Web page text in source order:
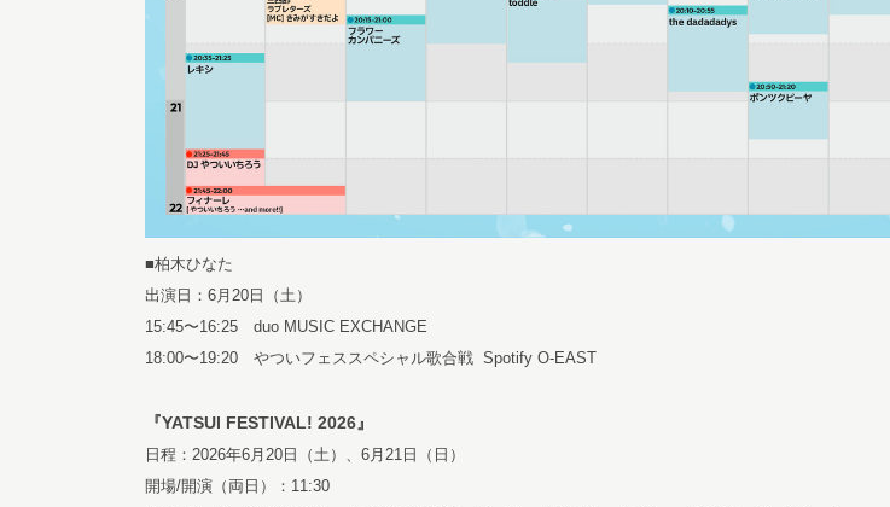
■柏木ひなた
出演日：6月20日（土）
15:45〜16:25 duo MUSIC EXCHANGE
18:00〜19:20 やついフェススペシャル歌合戦 Spotify O-EAST
『YATSUI FESTIVAL! 2026』
日程：2026年6月20日（土）、6月21日（日）
開場/開演（両日）：11:30